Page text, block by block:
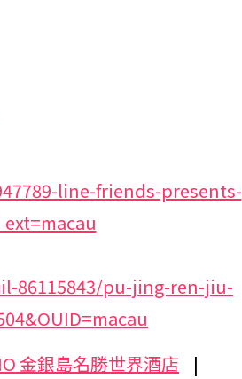
line-friends-presents-
86115843/pu-jing-ren-jiu-
金銀島名勝世界酒店 |